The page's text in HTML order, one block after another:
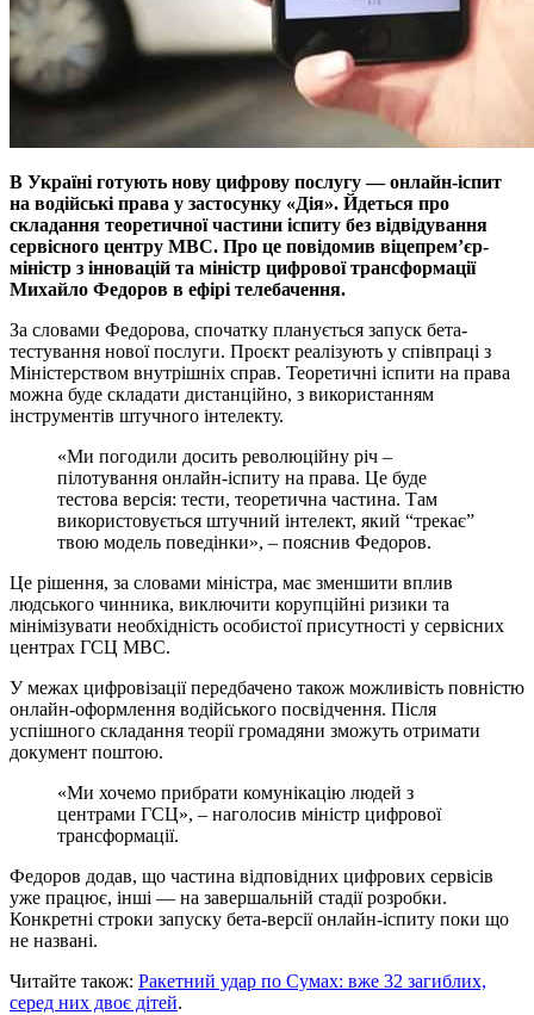
В Україні готують нову цифрову послугу — онлайн-іспит
на водійські права у застосунку «Дія». Йдеться про
складання теоретичної частини іспиту без відвідування
сервісного центру МВС. Про це повідомив віцепрем’єр-
міністр з інновацій та міністр цифрової трансформації
Михайло Федоров в ефірі телебачення.
За словами Федорова, спочатку планується запуск бета-
тестування нової послуги. Проєкт реалізують у співпраці з
Міністерством внутрішніх справ. Теоретичні іспити на права
можна буде складати дистанційно, з використанням
інструментів штучного інтелекту.
«Ми погодили досить революційну річ –
пілотування онлайн-іспиту на права. Це буде
тестова версія: тести, теоретична частина. Там
використовується штучний інтелект, який “трекає”
твою модель поведінки», – пояснив Федоров.
Це рішення, за словами міністра, має зменшити вплив
людського чинника, виключити корупційні ризики та
мінімізувати необхідність особистої присутності у сервісних
центрах ГСЦ МВС.
У межах цифровізації передбачено також можливість повністю
онлайн-оформлення водійського посвідчення. Після
успішного складання теорії громадяни зможуть отримати
документ поштою.
«Ми хочемо прибрати комунікацію людей з
центрами ГСЦ», – наголосив міністр цифрової
трансформації.
Федоров додав, що частина відповідних цифрових сервісів
уже працює, інші — на завершальній стадії розробки.
Конкретні строки запуску бета-версії онлайн-іспиту поки що
не названі.
Читайте також: Ракетний удар по Сумах: вже 32 загиблих,
серед них двоє дітей.